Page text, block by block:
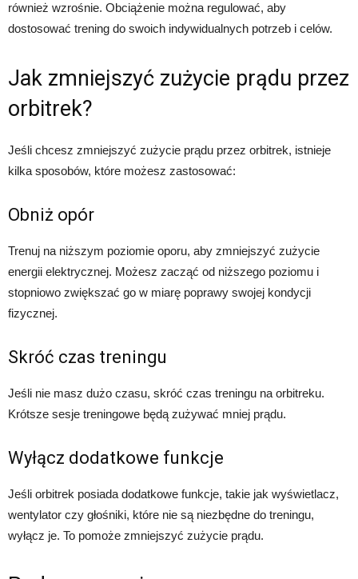
również wzrośnie. Obciążenie można regulować, aby
dostosować trening do swoich indywidualnych potrzeb i celów.
Jak zmniejszyć zużycie prądu przez
orbitrek?
Jeśli chcesz zmniejszyć zużycie prądu przez orbitrek, istnieje
kilka sposobów, które możesz zastosować:
Obniż opór
Trenuj na niższym poziomie oporu, aby zmniejszyć zużycie
energii elektrycznej. Możesz zacząć od niższego poziomu i
stopniowo zwiększać go w miarę poprawy swojej kondycji
fizycznej.
Skróć czas treningu
Jeśli nie masz dużo czasu, skróć czas treningu na orbitreku.
Krótsze sesje treningowe będą zużywać mniej prądu.
Wyłącz dodatkowe funkcje
Jeśli orbitrek posiada dodatkowe funkcje, takie jak wyświetlacz,
wentylator czy głośniki, które nie są niezbędne do treningu,
wyłącz je. To pomoże zmniejszyć zużycie prądu.